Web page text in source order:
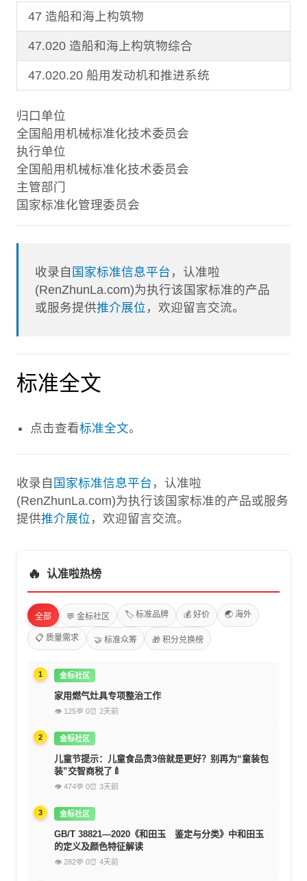
47 造船和海上构筑物
47.020 造船和海上构筑物综合
47.020.20 船用发动机和推进系统
归口单位
全国船用机械标准化技术委员会
执行单位
全国船用机械标准化技术委员会
主管部门
国家标准化管理委员会
收录自 国家标准信息平台 ，认准啦
(RenZhunLa.com)为执行该国家标准的产品
或服务提供推介展位 ，欢迎留言交流。
标准全文
点击查看标准全文。
收录自 国家标准信息平台 ，认准啦
(RenZhunLa.com)为执行该国家标准的产品或服务
提供推介展位 ，欢迎留言交流。
🔥 认准啦热榜
全部 💬 金标社区 🏷️ 标准品牌 💰 好价 🌏 海外
📋 质量需求 🤝 标准众筹 🎁 积分兑换榜
1 金标社区
家用燃气灶具专项整治工作
👁 125💬 0⏰ 2天前
2 金标社区
儿童节提示：儿童食品贵3倍就是更好？别再为“童装包
装”交智商税了🍼
👁 474💬 0⏰ 3天前
3 金标社区
GB/T 38821—2020《和田玉 鉴定与分类》中和田玉
的定义及颜色特征解读
👁 282💬 0⏰ 4天前